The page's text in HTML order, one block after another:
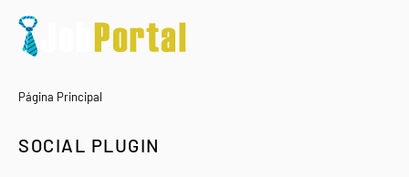
Página Principal
SOCIAL PLUGIN